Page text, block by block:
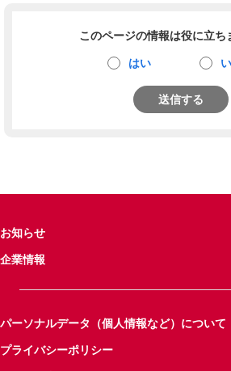
このページの情報は役に立ち
はい
送信する
お知らせ
企業情報
パーソナルデータ（個人情報など）について
プライバシーポリシー